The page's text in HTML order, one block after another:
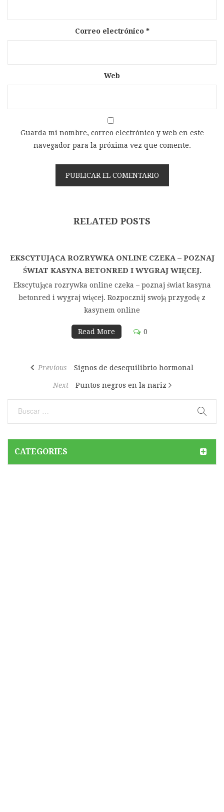
Correo electrónico *
Web
Guarda mi nombre, correo electrónico y web en este
navegador para la próxima vez que comente.
RELATED POSTS
EKSCYTUJĄCA ROZRYWKA ONLINE CZEKA – POZNAJ
ŚWIAT KASYNA BETONRED I WYGRAJ WIĘCEJ.
Ekscytująca rozrywka online czeka – poznaj świat kasyna
betonred i wygraj więcej. Rozpocznij swoją przygodę z
kasynem online
Read More 0
Navegación
entradas
Previous
Previous Signos de desequilibrio hormonal
Next
Next Puntos negros en la nariz
CATEGORIES